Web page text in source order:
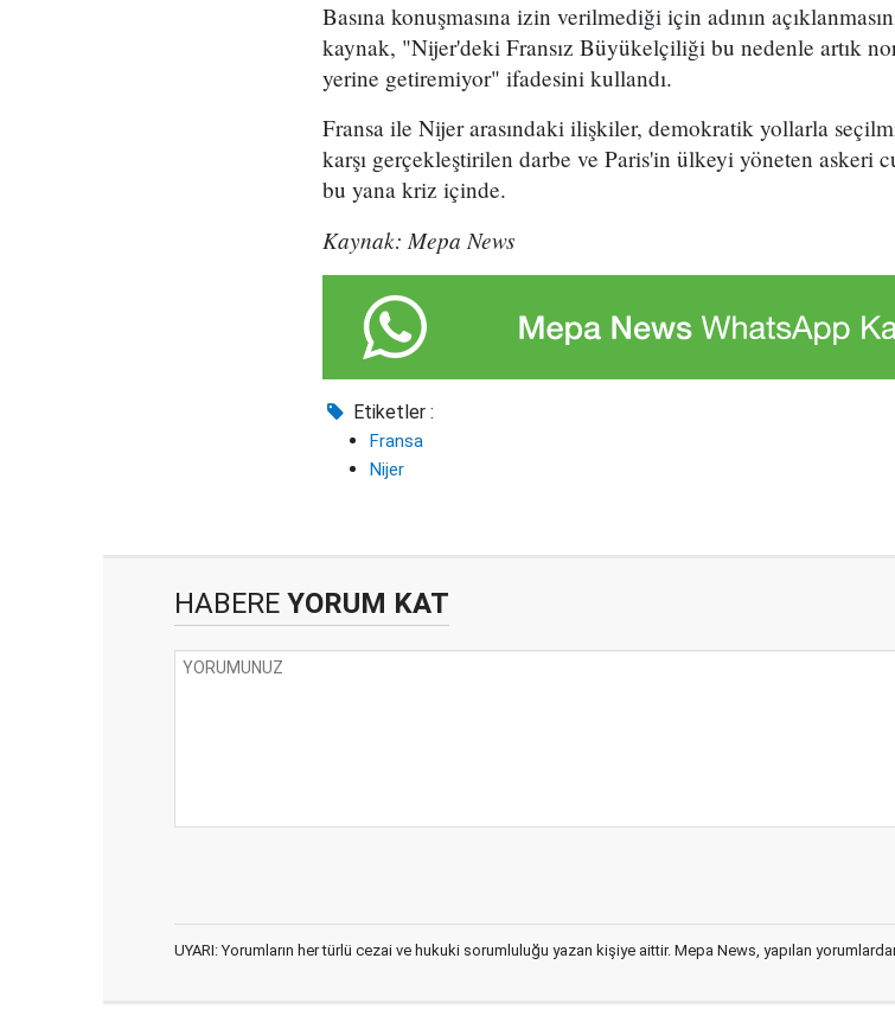
Basına konuşmasına izin verilmediği için adının
kaynak, "Nijer'deki Fransız Büyükelçiliği bu nedenle artık
yerine getiremiyor" ifadesini kullandı.
Fransa ile Nijer arasındaki ilişkiler, demokratik yollarla
karşı gerçekleştirilen darbe ve Paris'in ülkeyi yöneten askeri
bu yana kriz içinde.
Kaynak: Mepa News
Etiketler :
Fransa
Nijer
HABERE YORUM KAT
UYARI: Yorumların her türlü cezai ve hukuki sorumluluğu yazan kişiye aittir. Mepa News, yapılan